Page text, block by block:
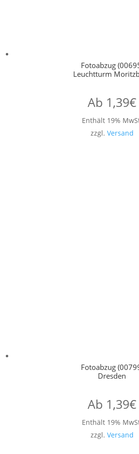
Fotoabzug
Leuchtturm
Ab 1,39€
Enthält 19%
zzgl. Versand
Fotoabzug
Dresden
Ab 1,39€
Enthält 19%
zzgl. Versand